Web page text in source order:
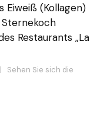
Eiweiß (Kollagen)
Restaurants „La
| Sehen Sie sich die